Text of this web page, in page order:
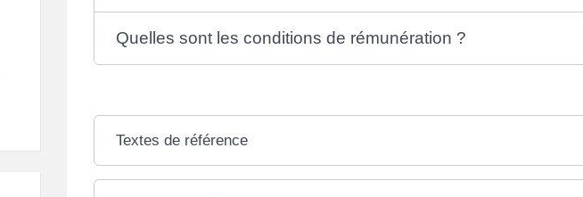
Quelles sont les conditions de rémunération ?
Textes de référence